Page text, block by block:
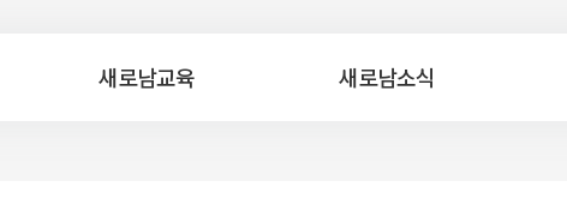
새로남교육 새로남소식